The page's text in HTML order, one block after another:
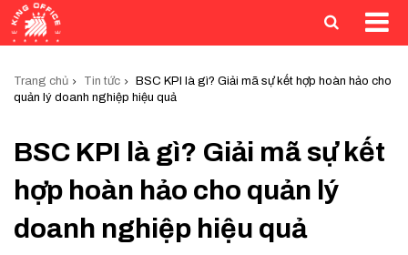
Trang chủ Tin tức
BSC KPI là gì? Giải mã sự kết hợp hoàn hảo cho
quản lý doanh nghiệp hiệu quả
BSC KPI là gì? Giải mã sự kết
hợp hoàn hảo cho quản lý
doanh nghiệp hiệu quả